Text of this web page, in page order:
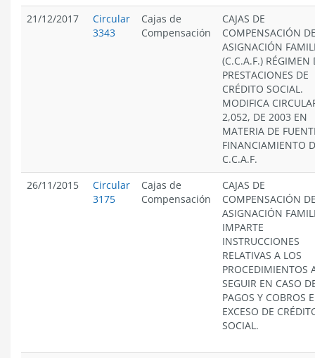
21/12/2017
Circular
3343
Cajas de
Compensación
CAJAS DE
COMPENSACIÓN
ASIGNACIÓN
(C.C.A.F.) RÉGIMEN
PRESTACIONES DE
CRÉDITO SOCIAL.
MODIFICA
2,052, DE 2003 EN
MATERIA DE
FINANCIAMIENTO
C.C.A.F.
26/11/2015
Circular
3175
Cajas de
Compensación
CAJAS DE
COMPENSACIÓN
ASIGNACIÓN
IMPARTE
INSTRUCCIONES
RELATIVAS A LOS
PROCEDIMIENTOS
SEGUIR EN CASO
PAGOS Y COBROS
EXCESO DE
SOCIAL.